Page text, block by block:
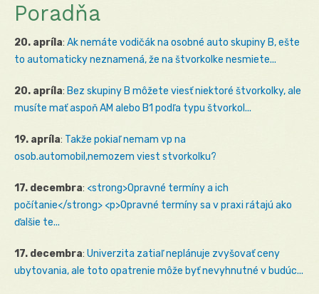
Poradňa
20. apríla: Ak nemáte vodičák na osobné auto skupiny B, ešte
to automaticky neznamená, že na štvorkolke nesmiete...
20. apríla: Bez skupiny B môžete viesť niektoré štvorkolky, ale
musíte mať aspoň AM alebo B1 podľa typu štvorkol...
19. apríla: Takže pokiaľ nemam vp na
osob.automobil,nemozem viest stvorkolku?
17. decembra: <strong>Opravné termíny a ich
počítanie</strong> <p>Opravné termíny sa v praxi rátajú ako
ďalšie te...
17. decembra: Univerzita zatiaľ neplánuje zvyšovať ceny
ubytovania, ale toto opatrenie môže byť nevyhnutné v budúc...